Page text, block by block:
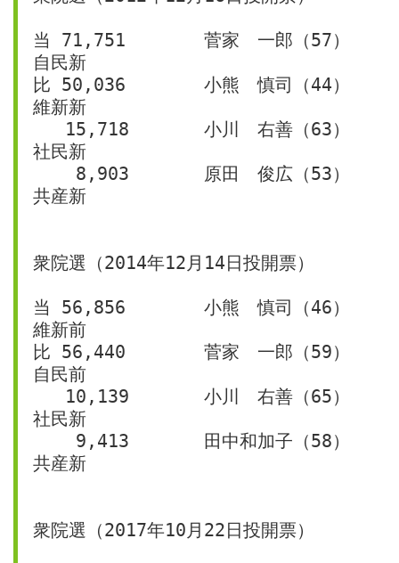
当 71,751	菅家　一郎（57）
自民新
比 50,036	小熊　慎司（44）
維新新
社民新
共産新
衆院選（2014年12月14日投開票）
当 56,856	小熊　慎司（46）
維新前
比 56,440	菅家　一郎（59）
自民前
社民新
共産新
衆院選（2017年10月22日投開票）